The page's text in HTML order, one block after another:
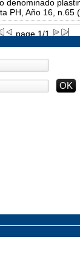
denominado
PH, Año 16, n.65
page 1/1